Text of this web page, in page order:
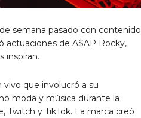
semana pasado con contenido
actuaciones de A$AP Rocky,
inspiran.
vivo que involucró a su
moda y música durante la
Twitch y TikTok. La marca creó